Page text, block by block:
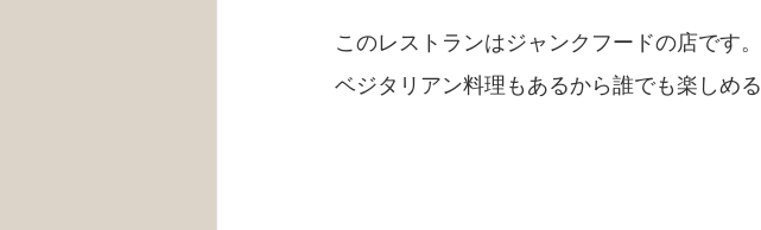
このレストランはジャンクフードの店です
ベジタリアン料理もあるから誰でも楽しめる